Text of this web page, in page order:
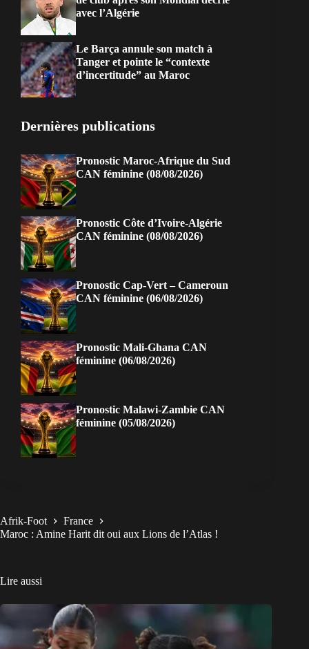
avec l’Algérie
Le Barça annule son match à
Tanger et pointe le “contexte
d’incertitude” au Maroc
Dernières publications
Pronostic Maroc-Afrique du Sud
CAN féminine (08/08/2026)
Pronostic Côte d’Ivoire-Algérie
CAN féminine (08/08/2026)
Pronostic Cap-Vert – Cameroun
CAN féminine (06/08/2026)
Pronostic Mali-Ghana CAN
féminine (06/08/2026)
Pronostic Malawi-Zambie CAN
féminine (05/08/2026)
Afrik-Foot
France
Maroc : Amine Harit dit oui aux Lions de l’Atlas !
Lire aussi